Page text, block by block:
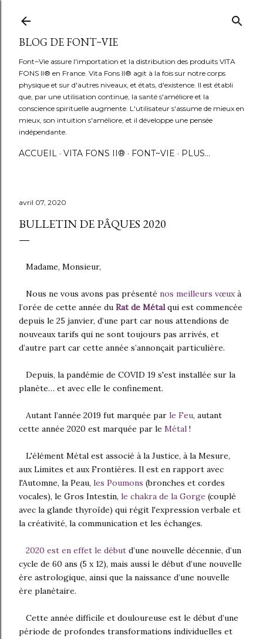
BLOG DE FONT~VIE
Font~Vie assure l'importation et la distribution des produits VITA
FONS II® en France. Vita Fons II® agit à la fois sur notre corps
physique et sur d'autres niveaux, et états, d'existence. Il est établi
que, par une utilisation continue, la santé s'améliore et la
conscience spirituelle augmente. L'utilisateur s'assume de mieux en
mieux, son intuition s'améliore, et il développe une pensée
indépendante.
ACCUEIL VITA FONS II® FONT~VIE PLUS…
avril 07, 2020
BULLETIN DE PÂQUES 2020
Madame, Monsieur,
Nous ne vous avons pas présenté nos meilleurs vœuxà
l’orée de cette année du Rat de Métalqui est commencée
depuis le 25 janvier, d’une part car nous attendions de
nouveaux tarifs qui ne sont toujours pas arrivés, et
d’autre part car cette année s’annonçait particulière.
Depuis, la pandémie de COVID 19 s'est installée sur la
planète… et avec elle le confinement.
Autant l’année 2019 fut marquée par le Feu, autant
cette année 2020 est marquée par le Métal !
L'élément Métal est associé à la Justice, à la Mesure,
aux Limites et aux Frontières. Il est en rapport avec
l'Automne, la Peau, les Poumons (bronches et cordes
vocales), le Gros Intestin, le chakra de la Gorge (couplé
avec la glande thyroïde) qui régit l'expression verbale et
la créativité, la communication et les échanges.
2020 est en effet le début d’une nouvelle décennie, d’un
cycle de 60 ans (5 x 12), mais aussi le début d’une nouvelle
ère astrologique, ainsi que la naissance d’une nouvelle
ère planétaire.
Cette année difficile et douloureuse est le début d’une
période de profondes transformations individuelles et